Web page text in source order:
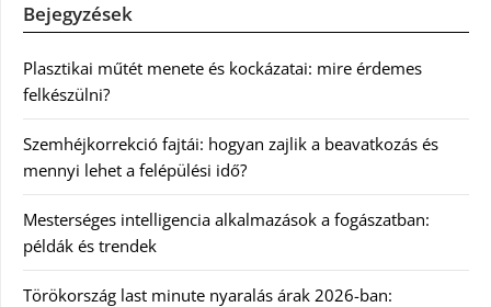
Bejegyzések
Plasztikai műtét menete és kockázatai: mire érdemes
felkészülni?
Szemhéjkorrekció fajtái: hogyan zajlik a beavatkozás és
mennyi lehet a felépülési idő?
Mesterséges intelligencia alkalmazások a fogászatban:
példák és trendek
Törökország last minute nyaralás árak 2026-ban: